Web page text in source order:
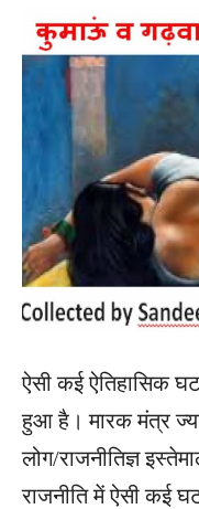
ऐसी कई ऐतिहासिक
हुआ है। मारक मंत्र
लोग/राजनीतिज्ञ
राजनीति में ऐसी कई